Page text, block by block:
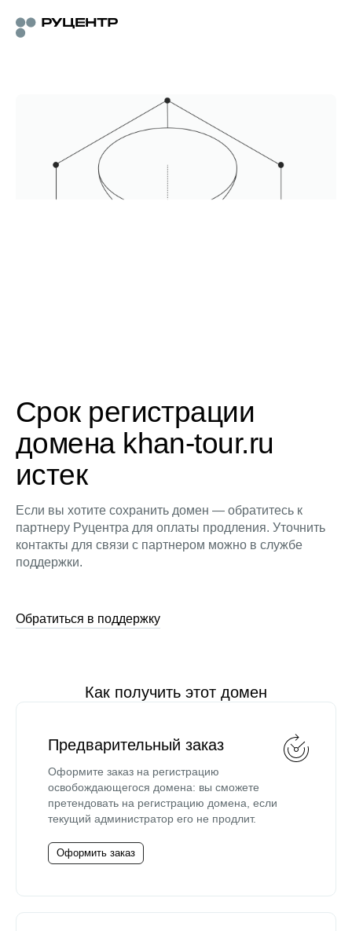
Срок регистрации
домена khan-tour.ru
истек
Если вы хотите сохранить домен — обратитесь к
партнеру Руцентра для оплаты продления. Уточнить
контакты для связи с партнером можно в службе
поддержки.
Обратиться в поддержку
Как получить этот домен
Предварительный заказ
Оформите заказ на регистрацию
освобождающегося домена: вы сможете
претендовать на регистрацию домена, если
текущий администратор его не продлит.
Оформить заказ